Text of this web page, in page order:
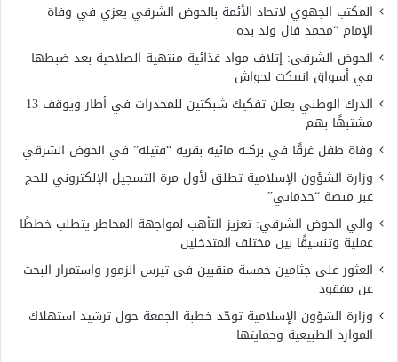
المكتب الجهوي لاتحاد الأئمة بالحوض الشرقي يعزي في وفاة
الإمام “محمد فال ولد بده
الحوض الشرقي: إتلاف مواد غذائية منتهية الصلاحية بعد ضبطها
في أسواق انبيكت لحواش
الدرك الوطني يعلن تفكيك شبكتين للمخدرات في أطار ويوقف 13
مشتبهًا بهم
وفاة طفل غرقًا في بركــة مائية بقرية “فتيله” في الحوض الشرقي
وزارة الشؤون الإسلامية تطلق لأول مرة التسجيل الإلكتروني للحج
عبر منصة “خدماتي”
والي الحوض الشرقي: تعزيز التأهب لمواجهة المخاطر يتطلب خططًا
عملية وتنسيقًا بين مختلف المتدخلين
العثور على جثامين خمسة منقبين في تيرس الزمور واستمرار البحث
عن مفقود
وزارة الشؤون الإسلامية توحّد خطبة الجمعة حول ترشيد استهلاك
الموارد الطبيعية وحمايتها